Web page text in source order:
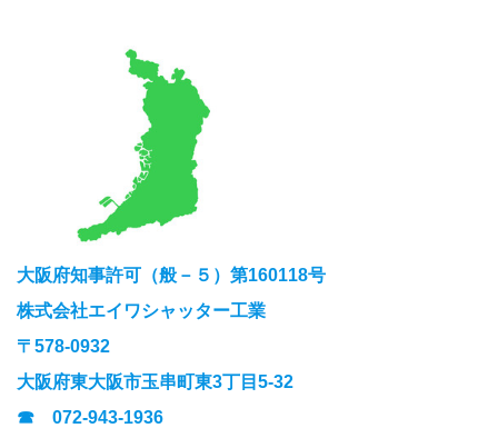
大阪府知事許可（般－５）第160118号
株式会社エイワシャッター工業
〒578-0932
大阪府東大阪市玉串町東3丁目5-32
☎ 072-943-1936